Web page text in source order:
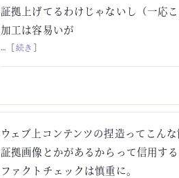
証拠上げてるわけじゃないし（一応
加工は容易いが
… [続き]
ウェブ上コンテンツの捏造ってこんな
証拠画像とかがあるからって信用す
ファクトチェックは慎重に。